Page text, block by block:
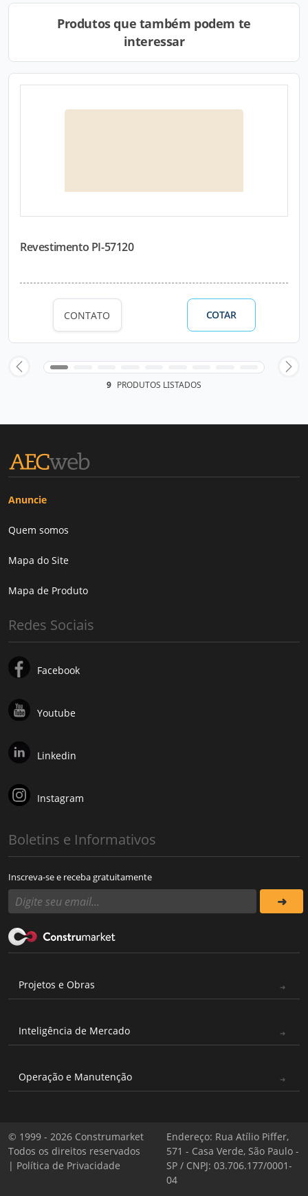
Produtos que também podem te
interessar
Revestimento PI-57120
CONTATO COTAR
9 PRODUTOS LISTADOS
Anuncie
Quem somos
Mapa do Site
Mapa de Produto
Redes Sociais
Facebook
Youtube
Linkedin
Instagram
Boletins e Informativos
Inscreva-se e receba gratuitamente
Projetos e Obras
Inteligência de Mercado
Operação e Manutenção
© 1999 - 2026 Construmarket
Todos os direitos reservados
| Política de Privacidade
Endereço: Rua Atílio Piffer,
571 - Casa Verde, São Paulo -
SP / CNPJ: 03.706.177/0001-
04